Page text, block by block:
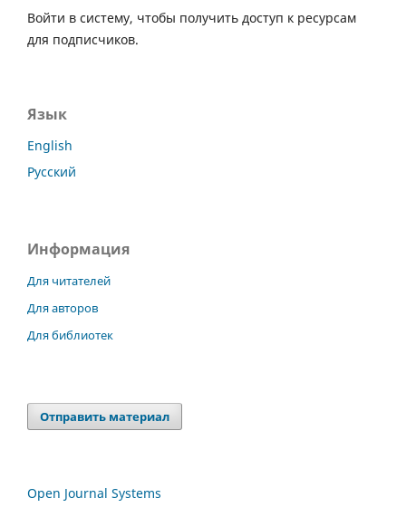
Войти в систему, чтобы получить доступ к ресурсам
для подписчиков.
Язык
English
Русский
Информация
Для читателей
Для авторов
Для библиотек
Отправить материал
Open Journal Systems